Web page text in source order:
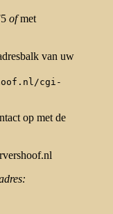
ofmet
van uw
cgi-
op met de